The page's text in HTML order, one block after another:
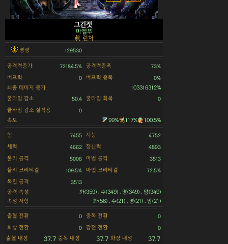
그긴젓
마엘뚜
眞 런처
명성 129530
공격력증가 72184.5% 공격력증폭 73%
버프력 0 버프력 증폭 0%
최종 데미지 증가
103316312%
쿨타임 감소
50.4 쿨타임 회복 0
쿨타임 감소 실적용 0
속도 99% 117% 100.5%
힘 7455 지능 4752
체력 4662 정신력 4893
물리 공격 5006 마법 공격 3513
물리 크리티컬 109.5% 마법 크리티컬 72.5%
독립 공격 3513
공격 속성
화(359) , 수(349) , 명(349) , 암(349)
속성 저항
화(56) , 수(21) , 명(21) , 암(21)
출혈 전환 0 중독 전환 0
화상 전환 0 감전 전환 0
출혈 내성 37.7 중독 내성 37.7 화상 내성 37.7